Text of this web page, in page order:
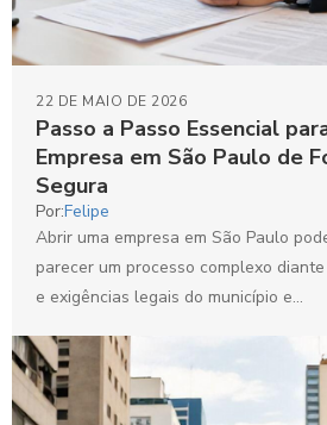
Passo a Passo Essencial
Empresa em São Paulo de
Segura
22 DE MAIO DE 2026
Por:Felipe
Abrir uma empresa em São Paulo
parecer um processo complexo
e exigências legais do município e...